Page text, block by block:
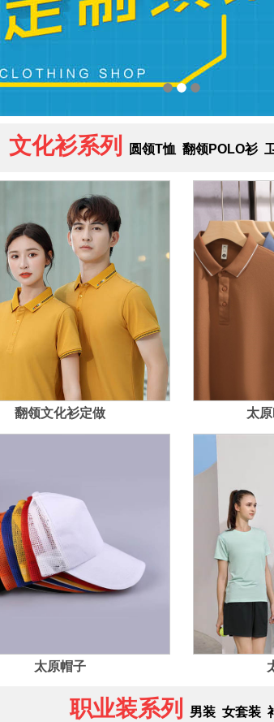
文化衫系列 圆领T恤 翻领POLO衫
翻领文化衫定做 太
太原帽子
职业装系列 男装 女套装